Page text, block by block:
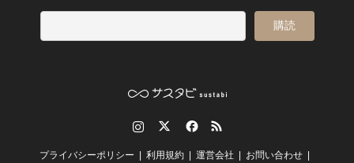
RSS
プライバシーポリシー 利用規約 運営会社 お問い合わせ